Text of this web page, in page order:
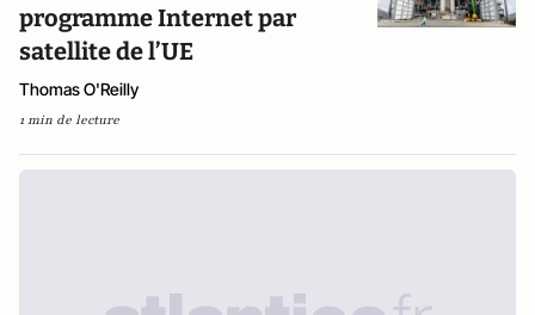
programme Internet par
satellite de l’UE
Thomas O'Reilly
1 min de lecture